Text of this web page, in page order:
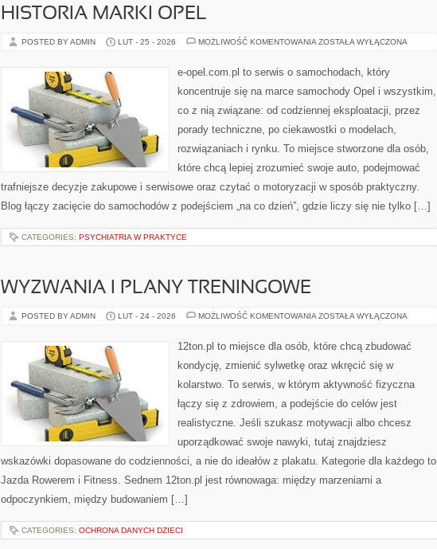
HISTORIA MARKI OPEL
POSTED BY ADMIN LUT - 25 - 2026 MOŻLIWOŚĆ KOMENTOWANIA HISTORIA
ZOSTAŁA WYŁĄCZONA
e-opel.com.pl to serwis o samochodach, który
koncentruje się na marce samochody Opel i wszystkim,
co z nią związane: od codziennej eksploatacji, przez
porady techniczne, po ciekawostki o modelach,
rozwiązaniach i rynku. To miejsce stworzone dla osób,
które chcą lepiej zrozumieć swoje auto, podejmować
trafniejsze decyzje zakupowe i serwisowe oraz czytać o motoryzacji w sposób praktyczny.
Blog łączy zacięcie do samochodów z podejściem „na co dzień”, gdzie liczy się nie tylko […]
CATEGORIES: PSYCHIATRIA W PRAKTYCE
WYZWANIA I PLANY TRENINGOWE
POSTED BY ADMIN LUT - 24 - 2026 MOŻLIWOŚĆ KOMENTOWANIA WYZWANIA
TRENINGOWE
ZOSTAŁA WYŁĄCZONA
12ton.pl to miejsce dla osób, które chcą zbudować
kondycję, zmienić sylwetkę oraz wkręcić się w
kolarstwo. To serwis, w którym aktywność fizyczna
łączy się z zdrowiem, a podejście do celów jest
realistyczne. Jeśli szukasz motywacji albo chcesz
uporządkować swoje nawyki, tutaj znajdziesz
wskazówki dopasowane do codzienności, a nie do ideałów z plakatu. Kategorie dla każdego to
Jazda Rowerem i Fitness. Sednem 12ton.pl jest równowaga: między marzeniami a
odpoczynkiem, między budowaniem […]
CATEGORIES: OCHRONA DANYCH DZIECI